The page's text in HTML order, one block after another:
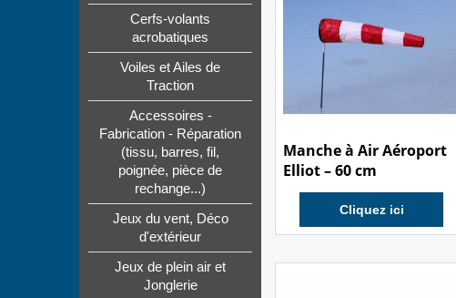
Cerfs-volants
acrobatiques
Voiles et Ailes de
Traction
Accessoires -
Fabrication - Réparation
(tissu, barres, fil,
poignée, pièce de
rechange...)
Jeux du vent, Déco
d'extérieur
Jeux de plein air et
Jonglerie
€ 14.00
Manche à Air Aéroport
Elliot – 60 cm
Cliquez ici